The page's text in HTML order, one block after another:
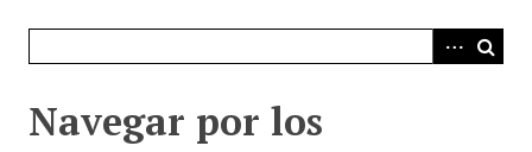
Navegar por los